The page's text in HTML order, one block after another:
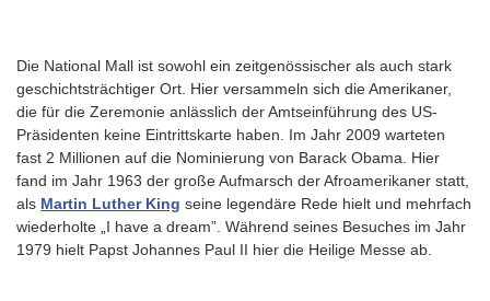
Die National Mall ist sowohl ein zeitgenössischer als auch stark
geschichtsträchtiger Ort. Hier versammeln sich die Amerikaner,
die für die Zeremonie anlässlich der Amtseinführung des US-
Präsidenten keine Eintrittskarte haben. Im Jahr 2009 warteten
fast 2 Millionen auf die Nominierung von Barack Obama. Hier
fand im Jahr 1963 der große Aufmarsch der Afroamerikaner statt,
als Martin Luther King seine legendäre Rede hielt und mehrfach
wiederholte „I have a dream”. Während seines Besuches im Jahr
1979 hielt Papst Johannes Paul II hier die Heilige Messe ab.